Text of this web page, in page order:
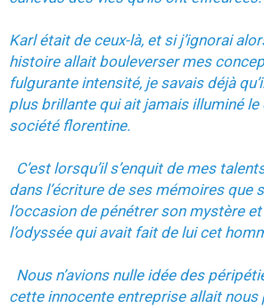
Karl était de ceux-là, et si j’ignorai
histoire allait bouleverser mes
fulgurante intensité, je savais déjà
plus brillante qui ait jamais illuminé
société florentine.
C’est lorsqu’il s’enquit de mes
dans l’écriture de ses mémoires que
l’occasion de pénétrer son mystère
l’odyssée qui avait fait de lui cet
Nous n’avions nulle idée des
cette innocente entreprise allait nous